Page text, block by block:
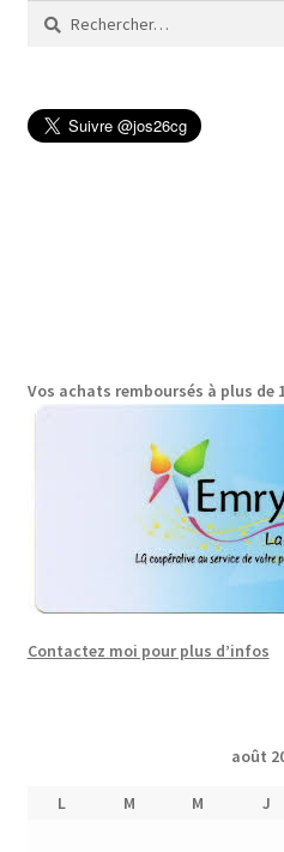
Rechercher :
Vos achats remboursés à plus de
Contactez moi pour plus d’infos
août
L M M J